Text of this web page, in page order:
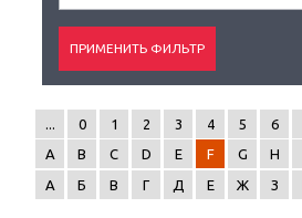
0 1 2 3 4 5 6
A
B C D E F G H
А
Б В Г Д Е Ж З